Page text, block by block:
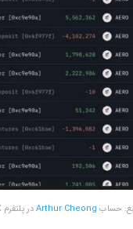
حساب Arthur Cheongدر پلتفرم X